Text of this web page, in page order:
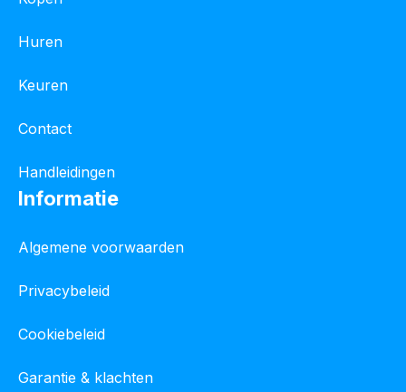
Huren
Keuren
Contact
Handleidingen
Informatie
Algemene voorwaarden
Privacybeleid
Cookiebeleid
Garantie & klachten